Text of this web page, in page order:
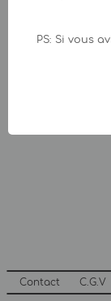
Contact C.G.V
PS: Si vous